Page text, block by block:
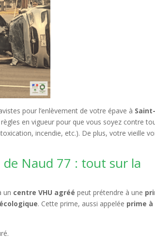
pour l’enlèvement de votre épave à
en vigueur pour que vous soyez contre
incendie, etc.). De plus, votre vieille
Naud 77 : tout sur la
un centre VHU agréé peut prétendre à une
. Cette prime, aussi appelée prime à